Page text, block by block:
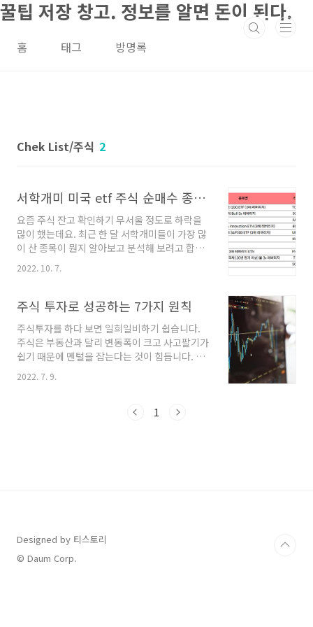
본문 바로가기
꿀팁 저장 창고. 정보를 알면 돈이 된다.
홈 태그 방명록
Chek List/주식 2
서학개미 미국 etf 주식 순매수 종목들 TQQQ SOXL
요즘 주식 잔고 확인하기 무서울 정도로 하락을
많이 했는데요. 최근 한 달 서학개미들이 가장 많
이 산 종목이 뭔지 알아보고 분석해 보려고 합니
다. 제가 들고 있는 종목도 있네요. 전 예전에 서
학개미에 동참했지만요. 서학개미 무슨 종목을
뉴스 기사에 한국은 레버리지의 민족이란 단어를
"TQQQ" 3배 레버리지 종목을 저도 들고 있거든
요. 물론 단기 트레이닝으로 소액으로 일부 매수
했습니다. 미국 테크주가 정말 폭락을 하고 반도
체도 수요 둔화 소식들에 많이 빠진 상황입니다.
모가 높습니다. 이건 정말 바닥인 거..
2022. 10. 7.
주식 투자로 성공하는 7가지 원칙
주식투자를 하다 보면 일희일비하기 쉽습니다.
주식은 부동산과 달리 변동폭이 크고 사고팔기가
쉽기 때문에 멘털을 잡는다는 것이 힘듭니다. 투
자 고수도 폭락장 앞에서 흔들리기 마련입니다.
제대로 된 투자 마인드를 정립하고 자신만의 주
갈 수 있습니다. 업종에 투자하라. 앞으로 좋아질
선..
2022. 7. 9.
1
Designed by 티스토리
© Daum Corp.